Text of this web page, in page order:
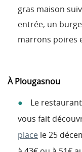
gras maison
entrée, un
marrons poires
À Plougasnou
Le restaurant
vous fait
place le 25